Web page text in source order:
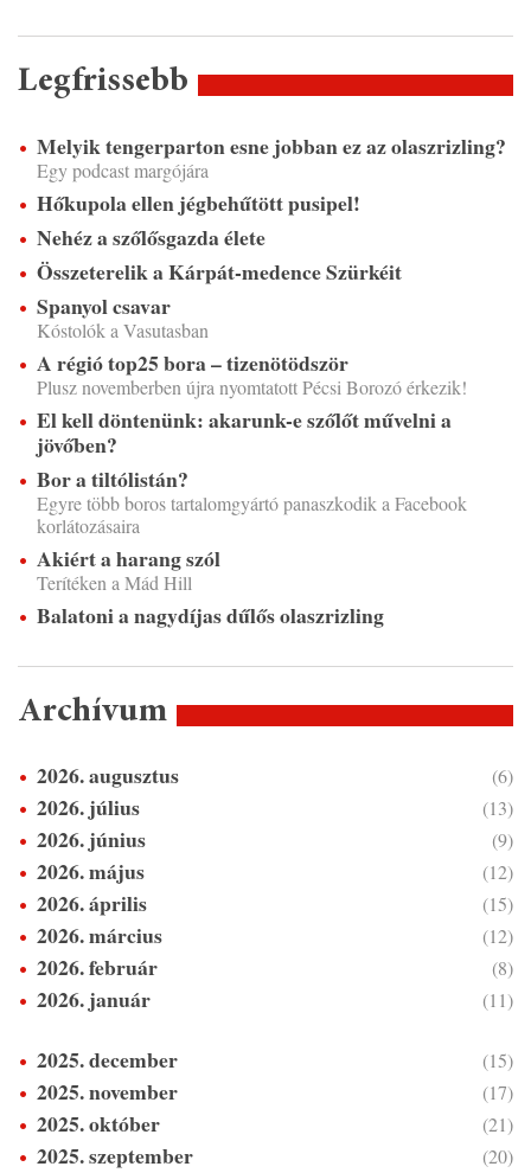
Legfrissebb
Melyik tengerparton esne jobban ez az olaszrizling?
Egy podcast margójára
Hőkupola ellen jégbehűtött pusipel!
Nehéz a szőlősgazda élete
Összeterelik a Kárpát-medence Szürkéit
Spanyol csavar
Kóstolók a Vasutasban
A régió top25 bora – tizenötödször
Plusz novemberben újra nyomtatott Pécsi Borozó érkezik!
El kell döntenünk: akarunk-e szőlőt művelni a
jövőben?
Bor a tiltólistán?
Egyre több boros tartalomgyártó panaszkodik a Facebook
korlátozásaira
Akiért a harang szól
Terítéken a Mád Hill
Balatoni a nagydíjas dűlős olaszrizling
Archívum
2026. augusztus (6)
2026. július (13)
2026. június (9)
2026. május (12)
2026. április (15)
2026. március (12)
2026. február (8)
2026. január (11)
2025. december (15)
2025. november (17)
2025. október (21)
2025. szeptember (20)